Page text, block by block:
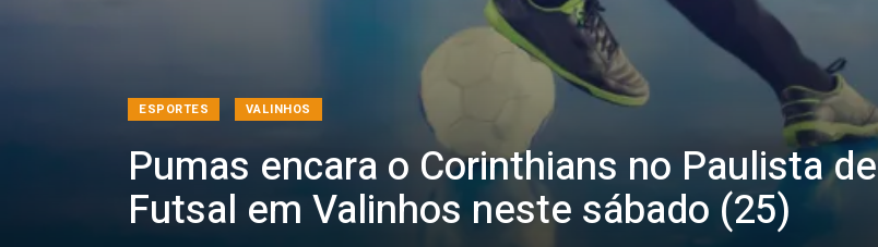
ESPORTES VALINHOS
Pumas encara o Corinthians no Paulista de
Futsal em Valinhos neste sábado (25)